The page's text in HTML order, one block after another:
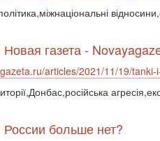
газета -
articles/2021/11/19/tanki-
больше нет?